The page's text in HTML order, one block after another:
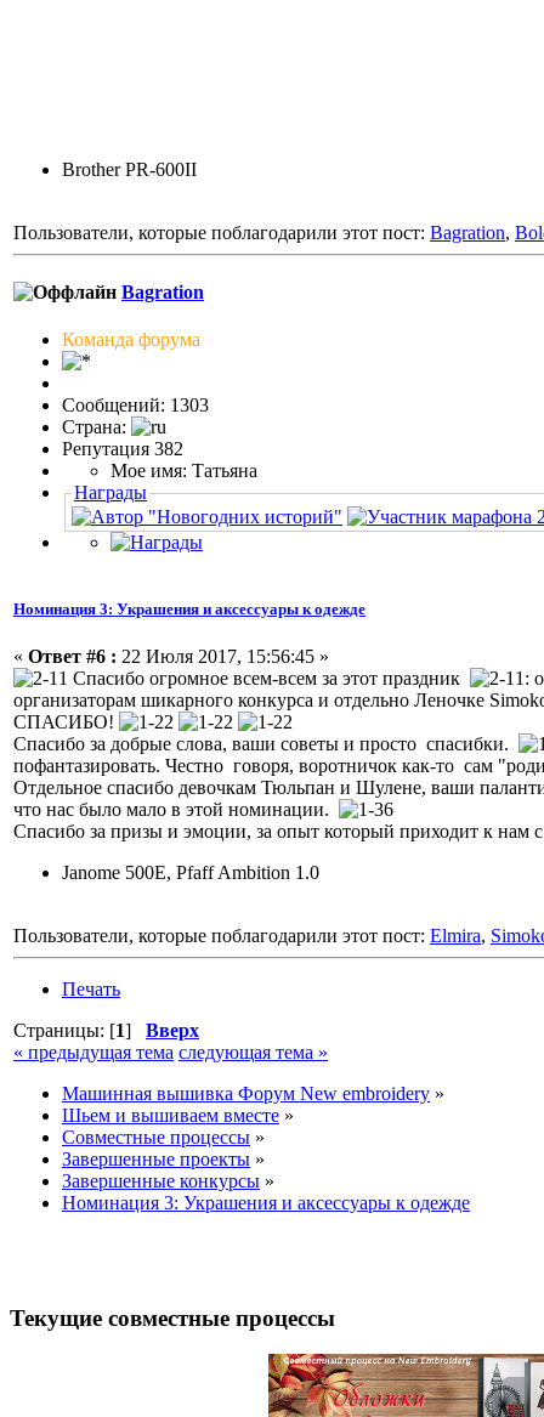
Brother PR-600II
Пользователи, которые поблагодарили этот пост: Bagration,
Bagration
Команда форума
Сообщений: 1303
Страна:
Репутация 382
Мое имя: Татьяна
Награды
Номинация 3: Украшения и аксессуары к одежде
« Ответ #6 : 22 Июля 2017, 15:56:45 »
Спасибо огромное всем-всем за этот праздник
:
организаторам шикарного конкурса и отдельно Леночке
СПАСИБО!
Спасибо за добрые слова, ваши советы и просто спасибки.
пофантазировать. Честно говоря, воротничок как-то сам
Отдельное спасибо девочкам Тюльпан и Шулене, ваши
что нас было мало в этой номинации.
Спасибо за призы и эмоции, за опыт который приходит к нам
Janome 500E, Pfaff Ambition 1.0
Пользователи, которые поблагодарили этот пост: Elmira,
Печать
Страницы: [1] Вверх
« предыдущая тема следующая тема »
Машинная вышивка Форум New embroidery »
Шьем и вышиваем вместе »
Совместные процессы »
Завершенные проекты »
Завершенные конкурсы »
Номинация 3: Украшения и аксессуары к одежде
Текущие совместные процессы